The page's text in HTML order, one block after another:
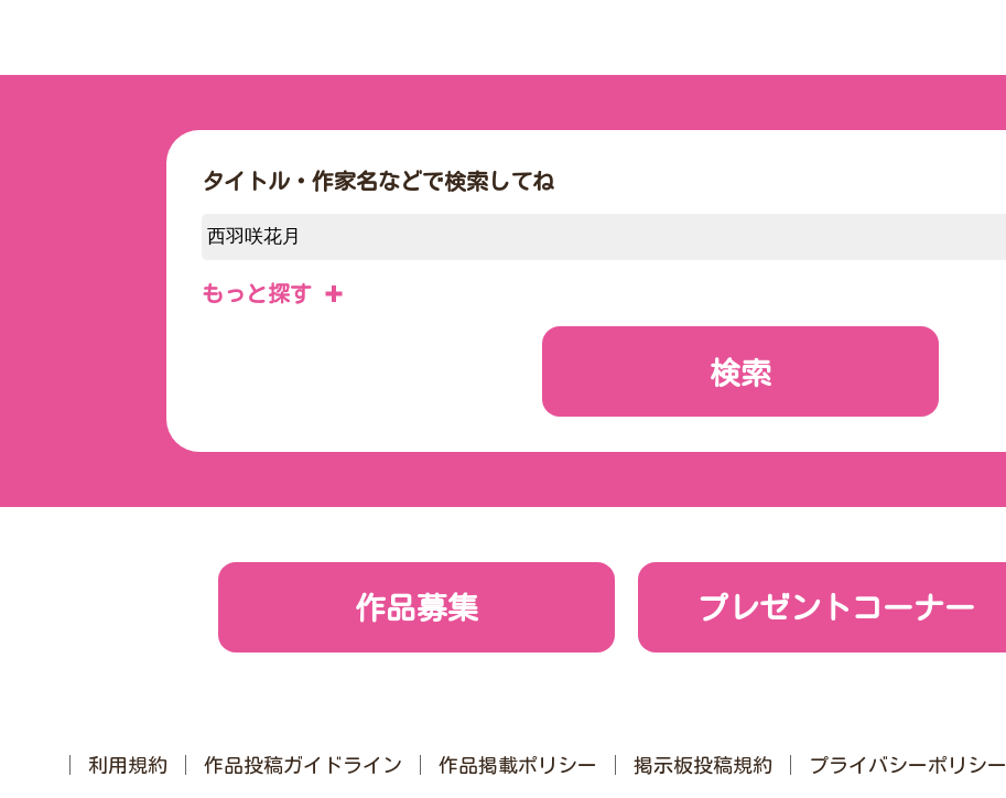
タイトル・作家名などで検索してね
もっと探す
レーベルで検索
最新刊のみ
作品募集 プレゼントコーナー
利用規約 作品投稿ガイドライン 作品掲載ポリシー 掲示板投稿規約 プライバシーポリシー